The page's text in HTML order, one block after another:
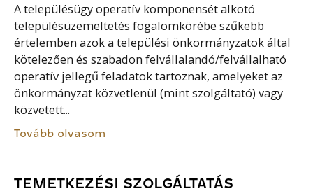
A településügy operatív komponensét alkotó
településüzemeltetés fogalomkörébe szűkebb
értelemben azok a települési önkormányzatok által
kötelezően és szabadon felvállalandó/felvállalható
operatív jellegű feladatok tartoznak, amelyeket az
önkormányzat közvetlenül (mint szolgáltató) vagy
közvetett...
Tovább olvasom
TEMETKEZÉSI SZOLGÁLTATÁS